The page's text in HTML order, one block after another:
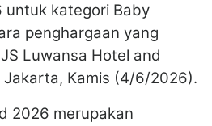
untuk kategori Baby
penghargaan yang
Luwansa Hotel and
Jakarta, Kamis (4/6/2026).
2026 merupakan